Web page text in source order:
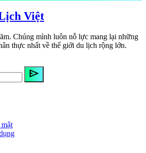
Việt
Chúng mình luôn nỗ lực mang lại những
thực nhất về thế giới du lịch rộng lớn.
send